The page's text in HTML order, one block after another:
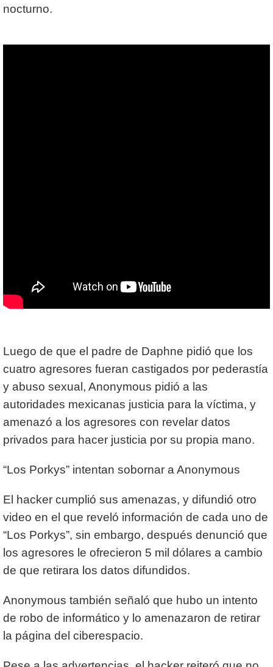
nocturno.
Luego de que el padre de Daphne pidió que los
cuatro agresores fueran castigados por pederastía
y abuso sexual, Anonymous pidió a las
autoridades mexicanas justicia para la víctima, y
amenazó a los agresores con revelar datos
privados para hacer justicia por su propia mano.
“Los Porkys” intentan sobornar a Anonymous
El hacker cumplió sus amenazas, y difundió otro
video en el que reveló información de cada uno de
“Los Porkys”, sin embargo, después denunció que
los agresores le ofrecieron 5 mil dólares a cambio
de que retirara los datos difundidos.
Anonymous también señaló que hubo un intento
de robo de informático y lo amenazaron de retirar
la página del ciberespacio.